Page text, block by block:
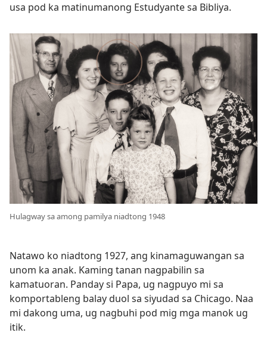
usa pod ka matinumanong Estudyante sa Bibliya.
Hulagway sa among pamilya niadtong 1948
Natawo ko niadtong 1927, ang kinamaguwangan sa
unom ka anak. Kaming tanan nagpabilin sa
kamatuoran. Panday si Papa, ug nagpuyo mi sa
komportableng balay duol sa siyudad sa Chicago. Naa
mi dakong uma, ug nagbuhi pod mig mga manok ug
itik.